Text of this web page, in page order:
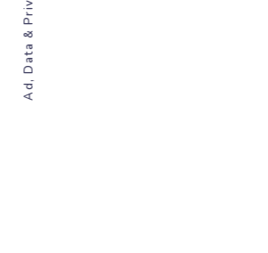
Ad, Data & Privacy